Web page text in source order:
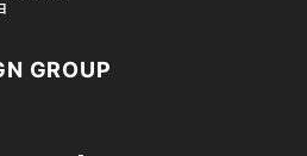
GROUP